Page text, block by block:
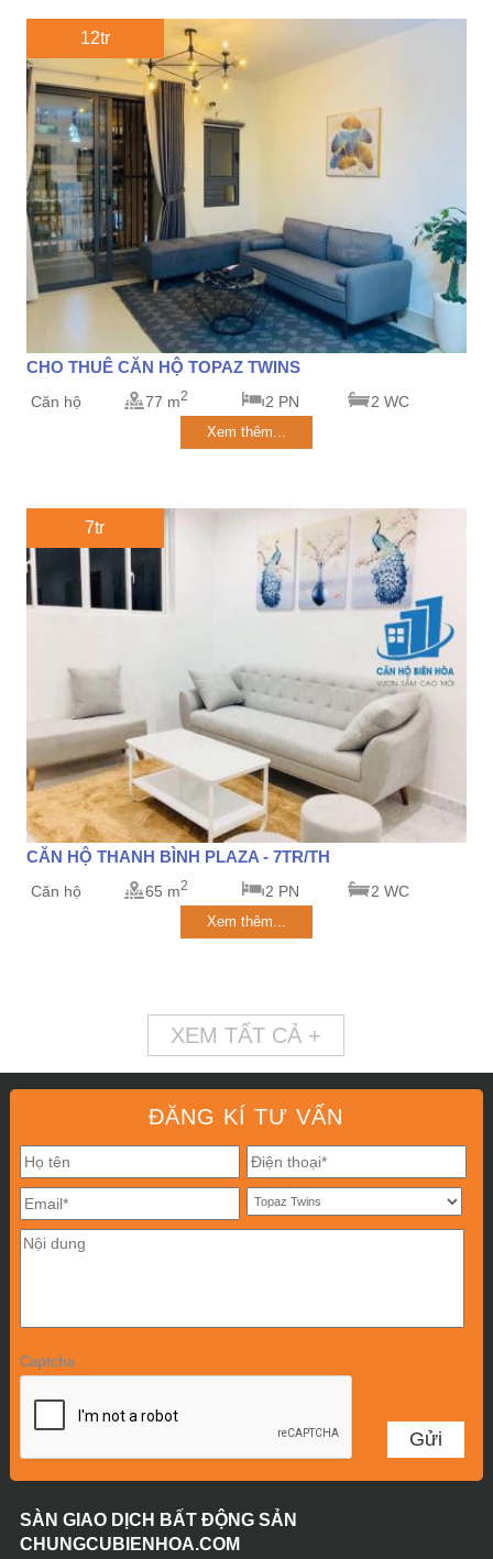
12tr
CHO THUÊ CĂN HỘ TOPAZ TWINS
Căn hộ 77 m2 2 PN 2 WC
Xem thêm...
7tr
CĂN HỘ THANH BÌNH PLAZA - 7TR/TH
Căn hộ 65 m2 2 PN 2 WC
Xem thêm...
XEM TẤT CẢ +
ĐĂNG KÍ TƯ VẤN
Captcha
SÀN GIAO DỊCH BẤT ĐỘNG SẢN
CHUNGCUBIENHOA.COM